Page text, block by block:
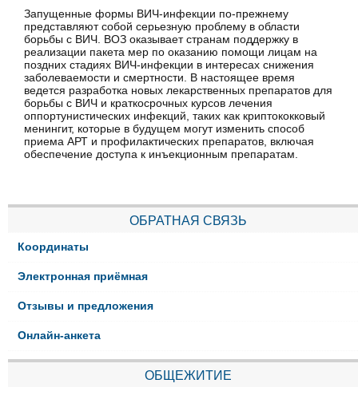
Запущенные формы ВИЧ-инфекции по-прежнему
представляют собой серьезную проблему в области
борьбы с ВИЧ. ВОЗ оказывает странам поддержку в
реализации пакета мер по оказанию помощи лицам на
поздних стадиях ВИЧ-инфекции в интересах снижения
заболеваемости и смертности. В настоящее время
ведется разработка новых лекарственных препаратов для
борьбы с ВИЧ и краткосрочных курсов лечения
оппортунистических инфекций, таких как криптококковый
менингит, которые в будущем могут изменить способ
приема АРТ и профилактических препаратов, включая
обеспечение доступа к инъекционным препаратам.
ОБРАТНАЯ СВЯЗЬ
Координаты
Электронная приёмная
Отзывы и предложения
Онлайн-анкета
ОБЩЕЖИТИЕ